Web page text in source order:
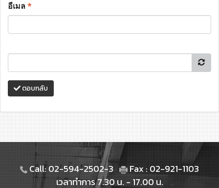
อีเมล*
ตอบกลับ
Call: 02-594-2502-3
Fax : 02-921-1103
เวลาทำการ 7.30 น. - 17.00 น.